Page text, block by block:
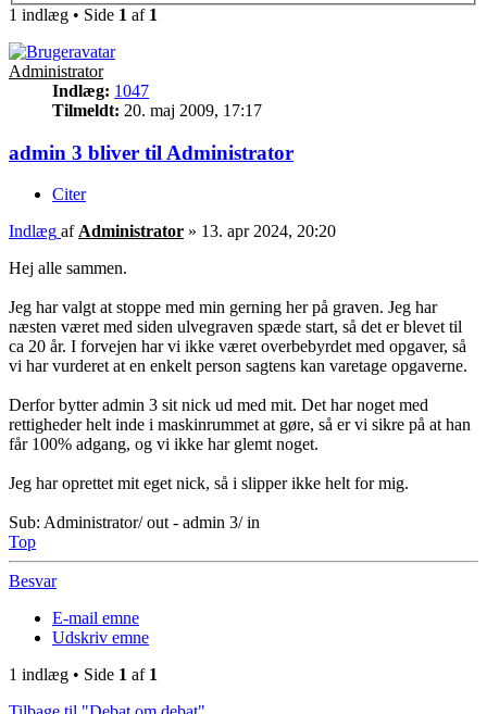
1 indlæg • Side 1 af 1
Administrator
Indlæg: 1047
Tilmeldt: 20. maj 2009, 17:17
admin 3 bliver til Administrator
Citer
Indlæg af Administrator » 13. apr 2024, 20:20
Hej alle sammen.
Jeg har valgt at stoppe med min gerning her på graven. Jeg har
næsten været med siden ulvegraven spæde start, så det er blevet til
ca 20 år. I forvejen har vi ikke været overbebyrdet med opgaver, så
vi har vurderet at en enkelt person sagtens kan varetage opgaverne.
Derfor bytter admin 3 sit nick ud med mit. Det har noget med
rettigheder helt inde i maskinrummet at gøre, så er vi sikre på at han
får 100% adgang, og vi ikke har glemt noget.
Jeg har oprettet mit eget nick, så i slipper ikke helt for mig.
Sub: Administrator/ out - admin 3/ in
Top
Besvar
E-mail emne
Udskriv emne
1 indlæg • Side 1 af 1